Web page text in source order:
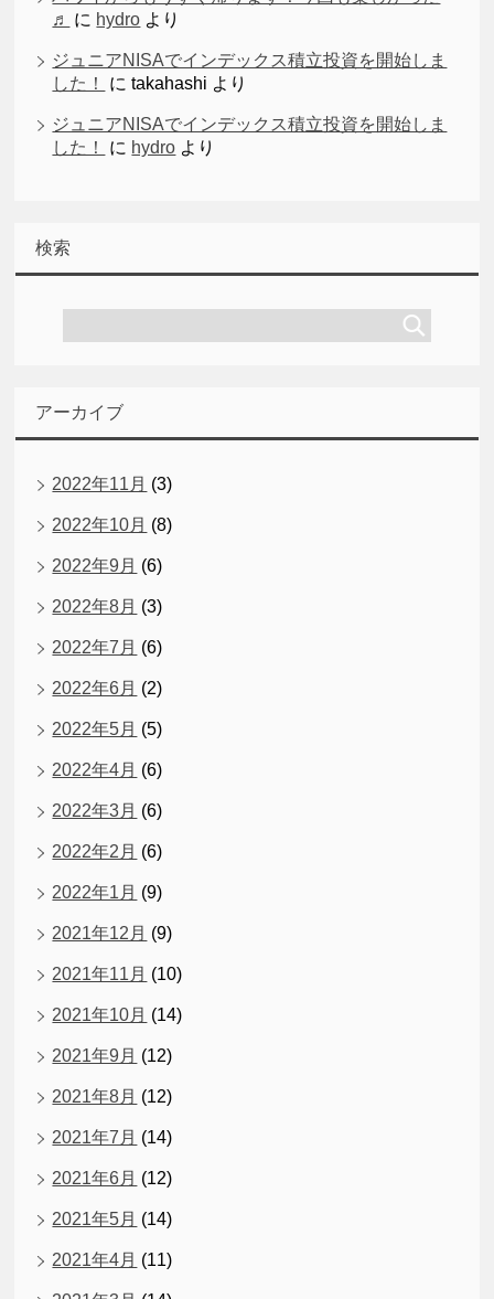
♬
に hydro より
ジュニアNISAでインデックス積立投資を開始しま
した！
にtakahashi より
ジュニアNISAでインデックス積立投資を開始しま
した！
に hydro より
検索
アーカイブ
2022年11月 (3)
2022年10月 (8)
2022年9月 (6)
2022年8月 (3)
2022年7月 (6)
2022年6月 (2)
2022年5月 (5)
2022年4月 (6)
2022年3月 (6)
2022年2月 (6)
2022年1月 (9)
2021年12月 (9)
2021年11月 (10)
2021年10月 (14)
2021年9月 (12)
2021年8月 (12)
2021年7月 (14)
2021年6月 (12)
2021年5月 (14)
2021年4月 (11)